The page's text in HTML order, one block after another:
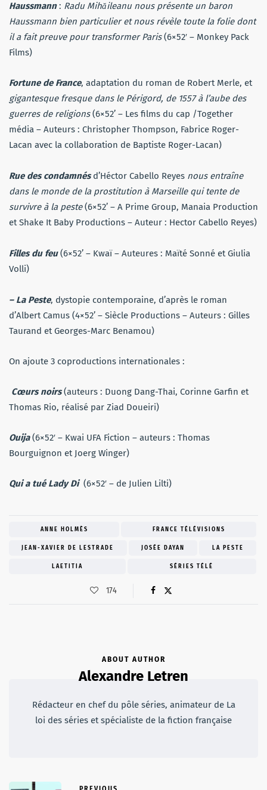
Haussmann: Radu Mihăileanu nous présente un baron
Haussmann bien particulier et nous révèle toute la folie dont
il a fait preuve pour transformer Paris(6×52′ – Monkey Pack
Films)
Fortune de France, adaptation du roman de Robert Merle, et
gigantesque fresque dans le Périgord, de 1557 à l’aube des
guerres de religions(6×52’ – Les films du cap /Together
média – Auteurs : Christopher Thompson, Fabrice Roger-
Lacan avec la collaboration de Baptiste Roger-Lacan)
Rue des condamnésd’Héctor Cabello Reyes nous entraîne
dans le monde de la prostitution à Marseille qui tente de
survivre à la peste(6×52’ – A Prime Group, Manaia Production
et Shake It Baby Productions – Auteur : Hector Cabello Reyes)
Filles du feu(6×52’ – Kwaï – Auteures : Maïté Sonné et Giulia
Volli)
– La Peste, dystopie contemporaine, d’après le roman
d’Albert Camus (4×52’ – Siècle Productions – Auteurs : Gilles
Taurand et Georges-Marc Benamou)
On ajoute 3 coproductions internationales :
Cœurs noirs(auteurs : Duong Dang-Thai, Corinne Garfin et
Thomas Rio, réalisé par Ziad Doueiri)
Ouija(6×52′ – Kwai UFA Fiction – auteurs : Thomas
Bourguignon et Joerg Winger)
Qui a tué Lady Di(6×52′ – de Julien Lilti)
ANNE HOLMÈS FRANCE TÉLÉVISIONS
JEAN-XAVIER DE LESTRADE JOSÉE DAYAN LA PESTE
LAETITIA SÉRIES TÉLÉ
174
ABOUT AUTHOR
Alexandre Letren
Rédacteur en chef du pôle séries, animateur de La
loi des séries et spécialiste de la fiction française